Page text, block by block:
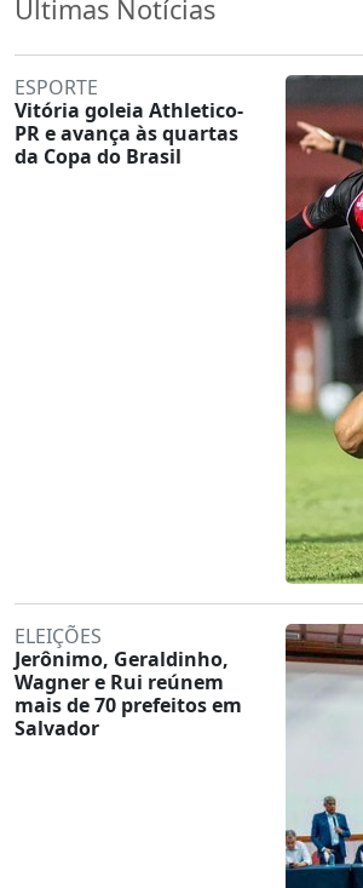
Últimas Notícias
ESPORTE
Vitória goleia Athletico-
PR e avança às quartas
da Copa do Brasil
ELEIÇÕES
Jerônimo, Geraldinho,
Wagner e Rui reúnem
mais de 70 prefeitos em
Salvador